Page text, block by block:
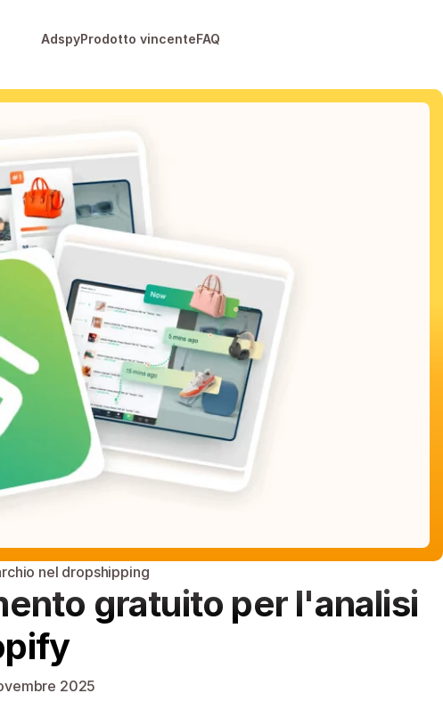
AdspyProdotto vincenteFAQ
nel dropshipping
gratuito per l'analisi
2025